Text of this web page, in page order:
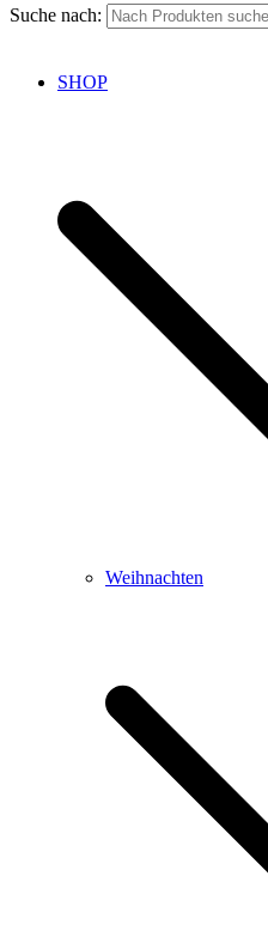
Suche nach:
SHOP
Weihnachten